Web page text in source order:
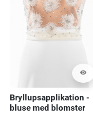
visibility
Bryllupsapplikation -
bluse med blomster